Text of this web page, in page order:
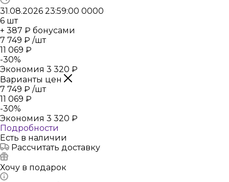
31.08.2026 23:59:00 0000
6 шт
+ 387 ₽ бонусами
7 749 ₽ /шт
11 069 ₽
-30%
Экономия 3 320 ₽
Варианты цен
7 749 ₽ /шт
11 069 ₽
-30%
Экономия 3 320 ₽
Подробности
Есть в наличии
Рассчитать доставку
Хочу в подарок